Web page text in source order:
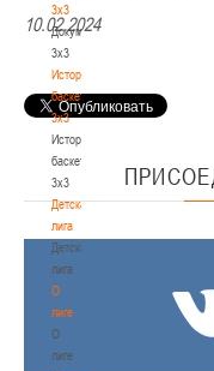
3х3
Документы
3х3
История
баскетбола
3х3
История
баскетбола
3х3
Детская
лига
Детская
лига
О
лиге
О
лиге
10.02.2024